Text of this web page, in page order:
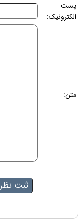
پست
الکترونیک:
متن: